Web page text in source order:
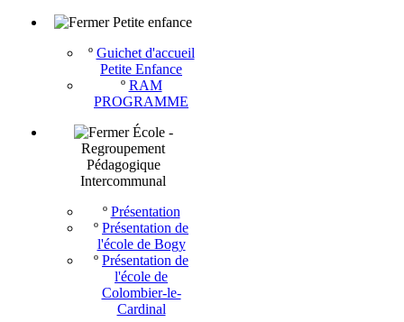
Petite enfance
º Guichet d'accueil
Petite Enfance
º RAM
PROGRAMME
École -
Regroupement
Pédagogique
Intercommunal
º Présentation
º Présentation de
l'école de Bogy
º Présentation de
l'école de
Colombier-le-
Cardinal